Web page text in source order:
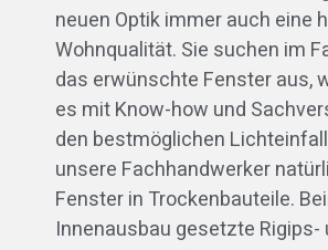
neuen Optik immer auch eine
Wohnqualität. Sie suchen im
das erwünschte Fenster aus,
es mit Know-how und
den bestmöglichen
unsere Fachhandwerker
Fenster in Trockenbauteile.
Innenausbau gesetzte Rigips-